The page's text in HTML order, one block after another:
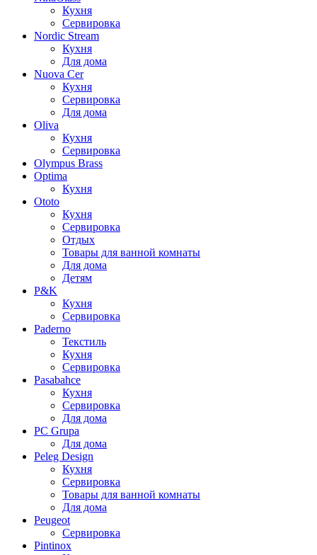
Кухня
Сервировка
Nordic Stream
Кухня
Для дома
Nuova Cer
Кухня
Сервировка
Для дома
Oliva
Кухня
Сервировка
Olympus Brass
Optima
Кухня
Ototo
Кухня
Сервировка
Отдых
Товары для ванной комнаты
Для дома
Детям
P&K
Кухня
Сервировка
Paderno
Текстиль
Кухня
Сервировка
Pasabahce
Кухня
Сервировка
Для дома
PC Grupa
Для дома
Peleg Design
Кухня
Сервировка
Товары для ванной комнаты
Для дома
Peugeot
Сервировка
Pintinox